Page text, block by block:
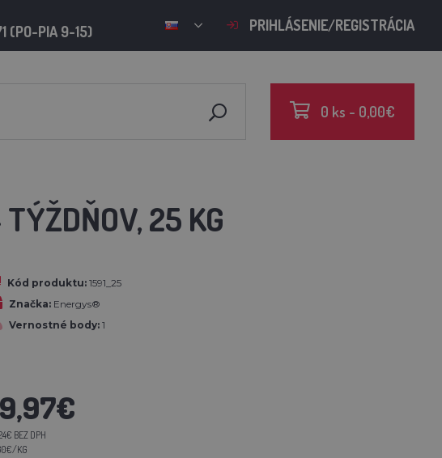
(PO-PIA 9-15) PRIHLÁSENIE/REGISTRÁCIA
0 ks - 0,00€
25 KG
Kód produktu: 1591_25
Značka: Energys®
Vernostné body: 1
BEZ DPH
KG